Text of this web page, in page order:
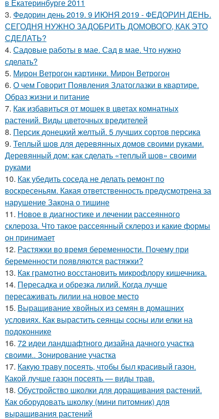
в Екатеринбурге 2011
3. Федорин день 2019. 9 ИЮНЯ 2019 - ФЕДОРИН ДЕНЬ.
СЕГОДНЯ НУЖНО ЗАДОБРИТЬ ДОМОВОГО, КАК ЭТО
СДЕЛАТЬ?
4. Садовые работы в мае. Сад в мае. Что нужно
сделать?
5. Мирон Ветрогон картинки. Мирон Ветрогон
6. О чем Говорит Появления Златоглазки в квартире.
Образ жизни и питание
7. Как избавиться от мошек в цветах комнатных
растений. Виды цветочных вредителей
8. Персик донецкий желтый. 5 лучших сортов персика
9. Теплый шов для деревянных домов своими руками.
Деревянный дом: как сделать «теплый шов» своими
руками
10. Как убедить соседа не делать ремонт по
воскресеньям. Какая ответственность предусмотрена за
нарушение Закона о тишине
11. Новое в диагностике и лечении рассеянного
склероза. Что такое рассеянный склероз и какие формы
он принимает
12. Растяжки во время беременности. Почему при
беременности появляются растяжки?
13. Как грамотно восстановить микрофлору кишечника.
14. Пересадка и обрезка лилий. Когда лучше
пересаживать лилии на новое место
15. Выращивание хвойных из семян в домашних
условиях. Как вырастить сеянцы сосны или елки на
подоконнике
16. 72 идеи ландшафтного дизайна дачного участка
своими.. Зонирование участка
17. Какую траву посеять, чтобы был красивый газон.
Какой лучше газон посеять — виды трав.
18. Обустройство школки для доращивания растений.
Как оборудовать школку (мини питомник) для
выращивания растений